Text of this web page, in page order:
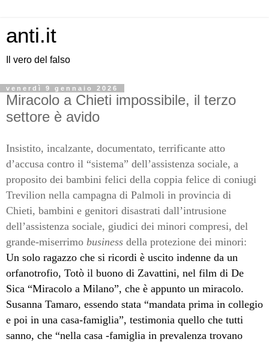
anti.it
Il vero del falso
venerdì 9 gennaio 2026
Miracolo a Chieti impossibile, il terzo
settore è avido
Insistito, incalzante, documentato, terrificante atto
d’accusa contro il “sistema” dell’assistenza sociale, a
proposito dei bambini felici della coppia felice di coniugi
Trevilion nella campagna di Palmoli in provincia di
Chieti, bambini e genitori disastrati dall’intrusione
dell’assistenza sociale, giudici dei minori compresi, del
grande-miserrimo business della protezione dei minori:
Un solo ragazzo che si ricordi è uscito indenne da un
orfanotrofio, Totò il buono di Zavattini, nel film di De
Sica “Miracolo a Milano”, che è appunto un miracolo.
Susanna Tamaro, essendo stata “mandata prima in collegio
e poi in una casa-famiglia”, testimonia quello che tutti
sanno, che “nella casa -famiglia in prevalenza trovano